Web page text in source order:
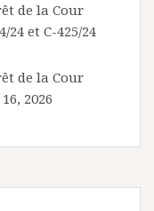
de la Cour
et C-425/24
de la Cour
2026